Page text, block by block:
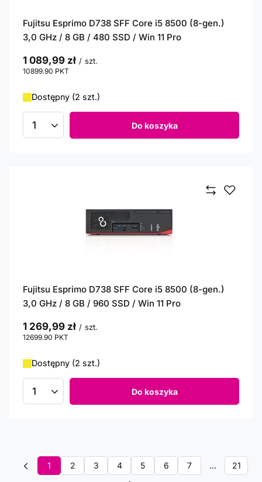
Fujitsu Esprimo D738 SFF Core i5 8500 (8-gen.)
3,0 GHz / 8 GB / 480 SSD / Win 11 Pro
1 089,99 zł / szt.
10899.90 PKT
Dostępny (2 szt.)
Ilość produktów Do koszyka
Fujitsu Esprimo D738 SFF Core i5 8500 (8-gen.)
3,0 GHz / 8 GB / 960 SSD / Win 11 Pro
1 269,99 zł / szt.
12699.90 PKT
Dostępny (2 szt.)
Ilość produktów Do koszyka
1 2 3 4 5 6 7 ... 21